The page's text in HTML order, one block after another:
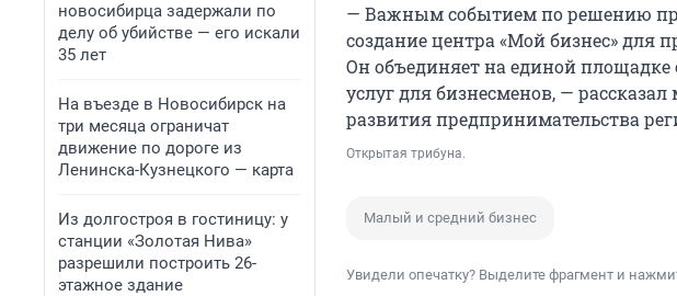
новосибирца задержали по
делу об убийстве — его искали
35 лет
На въезде в Новосибирск на
три месяца ограничат
движение по дороге из
Ленинска-Кузнецкого — карта
Из долгостроя в гостиницу: у
станции «Золотая Нива»
разрешили построить 26-
этажное здание
— Важным событием по решению
создание центра «Мой бизнес» для
Он объединяет на единой
услуг для бизнесменов, —
развития предпринимательства
Открытая трибуна.
Малый и средний бизнес
Увидели опечатку? Выделите фрагмент и